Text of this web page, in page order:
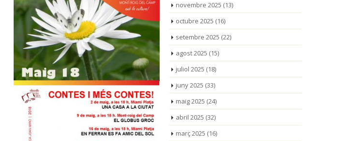
novembre 2025 (13)
octubre 2025 (16)
setembre 2025 (22)
agost 2025 (15)
juliol 2025 (18)
juny 2025 (33)
maig 2025 (24)
abril 2025 (32)
març 2025 (16)